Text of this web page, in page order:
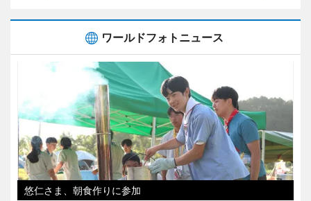
ワールドフォトニュース
悠仁さま、朝食作りに参加